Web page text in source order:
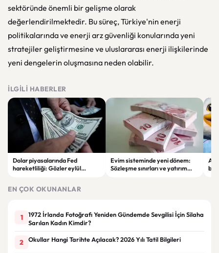
sektöründe önemli bir gelişme olarak
değerlendirilmektedir. Bu süreç, Türkiye'nin enerji
politikalarında ve enerji arz güvenliği konularında yeni
stratejiler geliştirmesine ve uluslararası enerji ilişkilerinde
yeni dengelerin oluşmasına neden olabilir.
İLGILI HABERLER
Dolar piyasalarında Fed
hareketliliği: Gözler eylül
Evim sisteminde yeni dönem:
Sözleşme sınırları ve yatırım
EN ÇOK OKUNANLAR
1
1972 İrlanda Fotoğrafı Yeniden Gündemde Sevgilisi İçin Silaha
Sarılan Kadın Kimdir?
2 Okullar Hangi Tarihte Açılacak? 2026 Yılı Tatil Bilgileri